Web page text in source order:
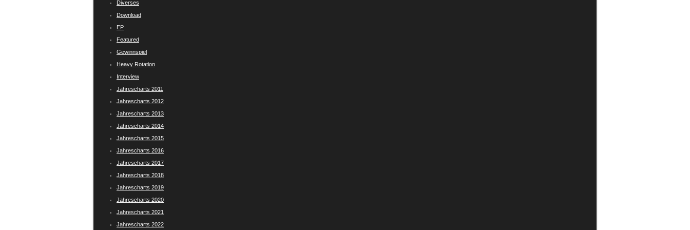
Diverses
Download
EP
Featured
Gewinnspiel
Heavy Rotation
Interview
Jahrescharts 2011
Jahrescharts 2012
Jahrescharts 2013
Jahrescharts 2014
Jahrescharts 2015
Jahrescharts 2016
Jahrescharts 2017
Jahrescharts 2018
Jahrescharts 2019
Jahrescharts 2020
Jahrescharts 2021
Jahrescharts 2022